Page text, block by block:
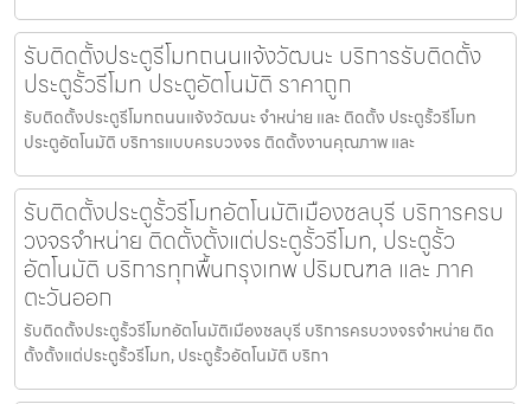
รับติดตั้งประตูรีโมทถนนแจ้งวัฒนะ บริการรับติดตั้ง
ประตูรั้วรีโมท ประตูอัตโนมัติ ราคาถูก
รับติดตั้งประตูรีโมทถนนแจ้งวัฒนะ จำหน่าย และ ติดตั้ง ประตูรั้วรีโมท
ประตูอัตโนมัติ บริการแบบครบวงจร ติดตั้งงานคุณภาพ และ
รับติดตั้งประตูรั้วรีโมทอัตโนมัติเมืองชลบุรี บริการครบ
วงจรจำหน่าย ติดตั้งตั้งแต่ประตูรั้วรีโมท, ประตูรั้ว
อัตโนมัติ บริการทุกพื้นกรุงเทพ ปริมณฑล และ ภาค
ตะวันออก
รับติดตั้งประตูรั้วรีโมทอัตโนมัติเมืองชลบุรี บริการครบวงจรจำหน่าย ติด
ตั้งตั้งแต่ประตูรั้วรีโมท, ประตูรั้วอัตโนมัติ บริกา